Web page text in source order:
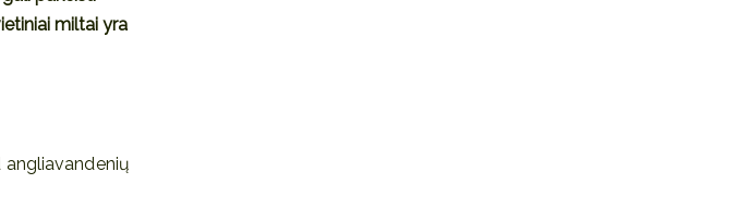
miltai yra
angliavandenių